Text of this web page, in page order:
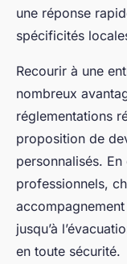
une réponse
spécificités
Recourir à une
nombreux
réglementations
proposition de
personnalisés.
professionnels,
jusqu’à
en toute sécurité.